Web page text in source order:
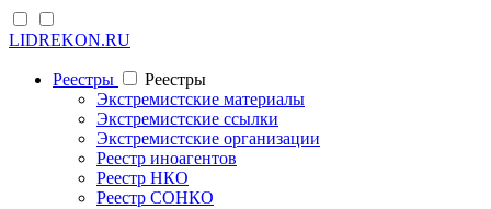
LIDREKON.RU
Реестры
Реестры
Экстремистские материалы
Экстремистские ссылки
Экстремистские организации
Реестр иноагентов
Реестр НКО
Реестр СОНКО